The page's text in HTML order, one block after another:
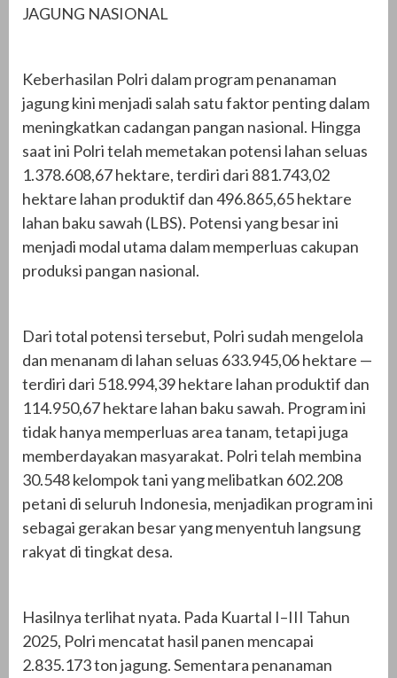
JAGUNG NASIONAL
Keberhasilan Polri dalam program penanaman
jagung kini menjadi salah satu faktor penting dalam
meningkatkan cadangan pangan nasional. Hingga
saat ini Polri telah memetakan potensi lahan seluas
1.378.608,67 hektare, terdiri dari 881.743,02
hektare lahan produktif dan 496.865,65 hektare
lahan baku sawah (LBS). Potensi yang besar ini
menjadi modal utama dalam memperluas cakupan
produksi pangan nasional.
Dari total potensi tersebut, Polri sudah mengelola
dan menanam di lahan seluas 633.945,06 hektare —
terdiri dari 518.994,39 hektare lahan produktif dan
114.950,67 hektare lahan baku sawah. Program ini
tidak hanya memperluas area tanam, tetapi juga
memberdayakan masyarakat. Polri telah membina
30.548 kelompok tani yang melibatkan 602.208
petani di seluruh Indonesia, menjadikan program ini
sebagai gerakan besar yang menyentuh langsung
rakyat di tingkat desa.
Hasilnya terlihat nyata. Pada Kuartal I–III Tahun
2025, Polri mencatat hasil panen mencapai
2.835.173 ton jagung. Sementara penanaman